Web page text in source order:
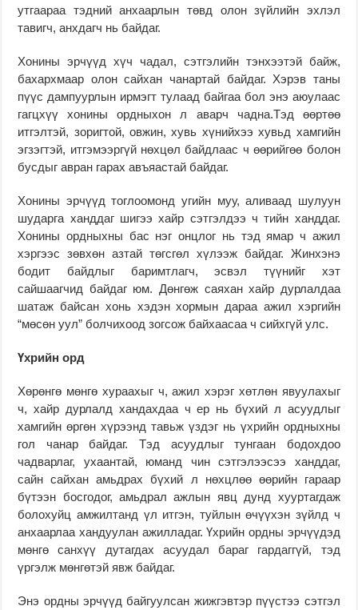
утгаараа тэдний анхаарлын төвд олон зүйлийн эхлэл
тавигч, анхдагч нь байдаг.
Хонины эрчүүд хүч чадал, сэтгэлийн тэнхээтэй байж,
бахархмаар олон сайхан чанартай байдаг. Хэрэв таны
пүүс дампуурлын ирмэгт тулаад байгаа бол энэ аюулаас
гагцхүү хонины ордныхон л аварч чадна.Тэд өөртөө
итгэлтэй, зоригтой, овжин, хувь хүнийхээ хувьд хамгийн
эгзэгтэй, итгэмээргүй нөхцөл байдлаас ч өөрийгөө болон
бусдыг авран гарах авъяастай байдаг.
Хонины эрчүүд тоглоомонд угийн муу, аливаад шулуун
шударга ханддаг шигээ хайр сэтгэлдээ ч тийн ханддаг.
Хонины ордныхны бас нэг онцлог нь тэд ямар ч ажил
хэргээс зөвхөн азтай төгсгөл хүлээж байдаг. Жинхэнэ
бодит байдлыг баримтлагч, эсвэл түүнийг хэт
сайшаагчид байдаг юм. Дөнгөж саяхан хайр дурлалдаа
шатаж байсан хонь хэдэн хормын дараа ажил хэргийн
“мөсөн уул” болчихоод зогсож байхаасаа ч сийхгүй улс.
Үхрийн орд
Хөрөнгө мөнгө хураахыг ч, ажил хэрэг хөтлөн явуулахыг
ч, хайр дурлалд хандахдаа ч ер нь бүхий л асуудлыг
хамгийн өргөн хүрээнд тавьж үздэг нь үхрийн ордныхны
гол чанар байдаг. Тэд асуудлыг тунгаан бодохдоо
чадварлаг, ухаантай, юманд чин сэтгэлээсээ ханддаг,
сайн сайхан амьдрах бүхий л нөхцлөө өөрийн гараар
бүтээн босгодог, амьдрал ажлын явц дунд хууртагдаж
болохуйц амжилтанд үл итгэн, туйлын өчүүхэн зүйлд ч
анхаарлаа хандуулан ажилладаг. Үхрийн ордны эрчүүдэд
мөнгө санхүү дутагдах асуудал бараг гардаггүй, тэд
үргэлж мөнгөтэй явж байдаг.
Энэ ордны эрчүүд байгуулсан жижгэвтэр пүүстээ сэтгэл